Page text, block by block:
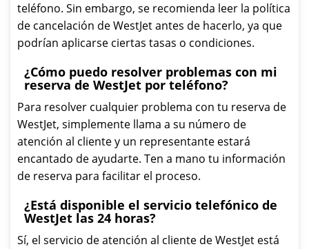
teléfono. Sin embargo, se recomienda leer la política
de cancelación de WestJet antes de hacerlo, ya que
podrían aplicarse ciertas tasas o condiciones.
¿Cómo puedo resolver problemas con mi
reserva de WestJet por teléfono?
Para resolver cualquier problema con tu reserva de
WestJet, simplemente llama a su número de
atención al cliente y un representante estará
encantado de ayudarte. Ten a mano tu información
de reserva para facilitar el proceso.
¿Está disponible el servicio telefónico de
WestJet las 24 horas?
Sí, el servicio de atención al cliente de WestJet está